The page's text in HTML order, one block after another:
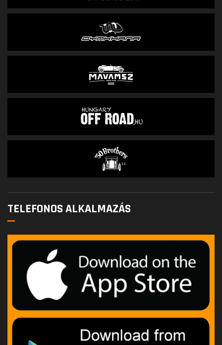
TELEFONOS ALKALMAZÁS